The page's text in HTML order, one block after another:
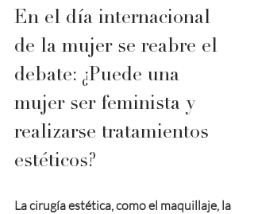
En el día internacional
de la mujer se reabre el
debate: ¿Puede una
mujer ser feminista y
realizarse tratamientos
estéticos?
La cirugía estética, como el maquillaje, la